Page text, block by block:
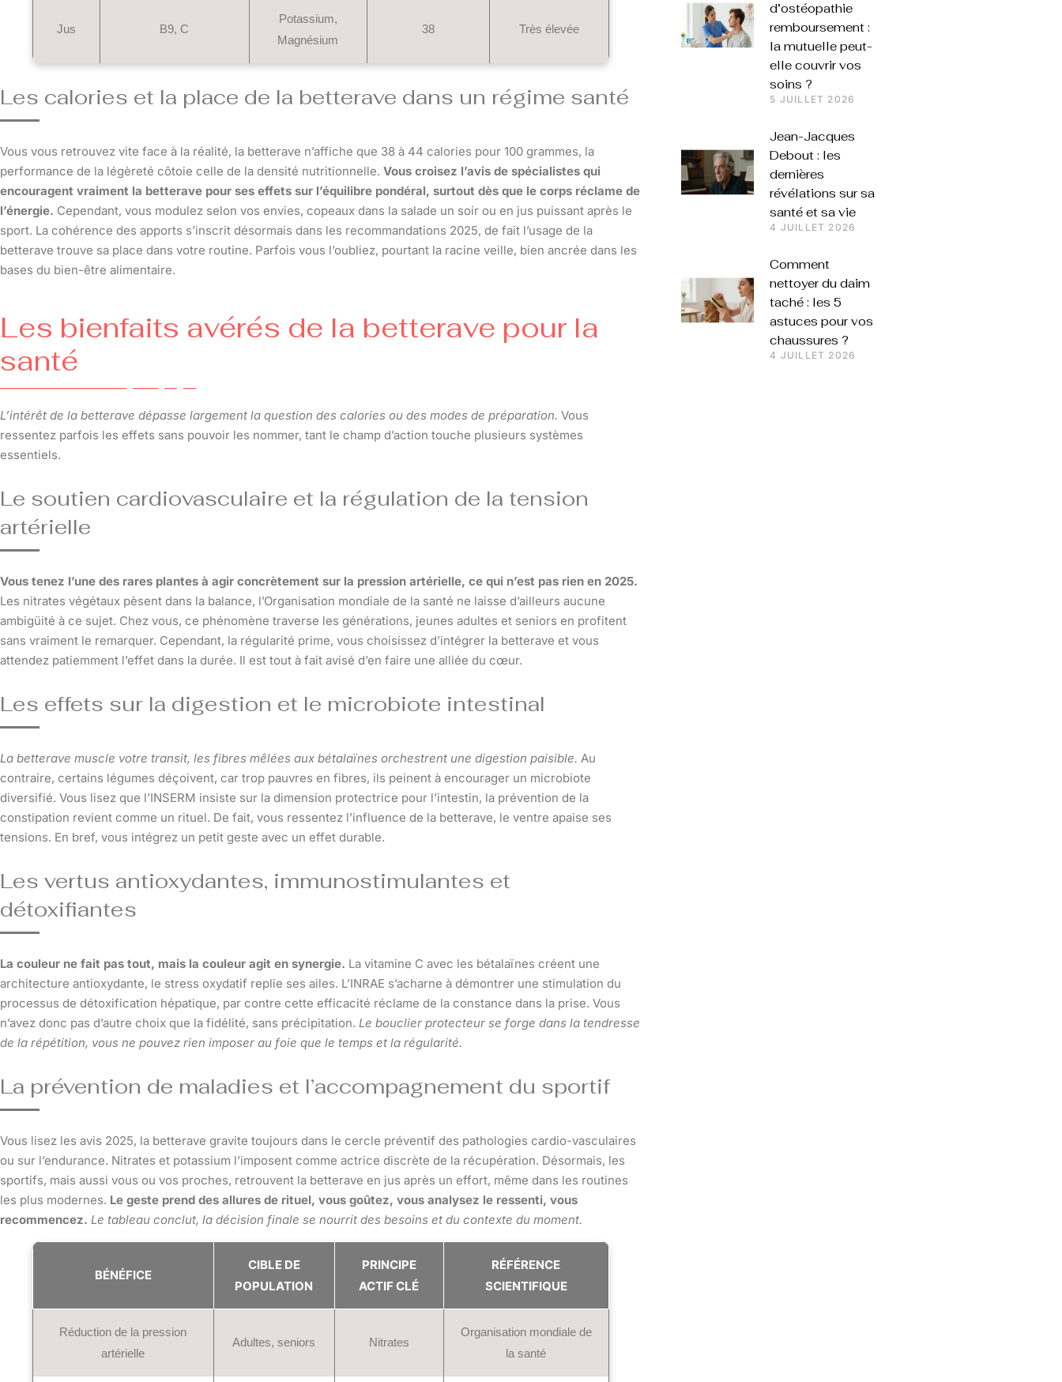
Jus B9, C
Potassium,
Magnésium
38 Très élevée
Les calories et la place de la betterave dans un régime santé
Vous vous retrouvez vite face à la réalité, la betterave n’affiche que 38 à 44 calories pour 100 grammes, la
performance de la légèreté côtoie celle de la densité nutritionnelle. Vous croisez l’avis de spécialistes qui
encouragent vraiment la betterave pour ses effets sur l’équilibre pondéral, surtout dès que le corps réclame de
l’énergie. Cependant, vous modulez selon vos envies, copeaux dans la salade un soir ou en jus puissant après le
sport. La cohérence des apports s’inscrit désormais dans les recommandations 2025, de fait l’usage de la
betterave trouve sa place dans votre routine. Parfois vous l’oubliez, pourtant la racine veille, bien ancrée dans les
bases du bien-être alimentaire.
Les bienfaits avérés de la betterave pour la
santé
L’intérêt de la betterave dépasse largement la question des calories ou des modes de préparation. Vous
ressentez parfois les effets sans pouvoir les nommer, tant le champ d’action touche plusieurs systèmes
essentiels.
Le soutien cardiovasculaire et la régulation de la tension
artérielle
Vous tenez l’une des rares plantes à agir concrètement sur la pression artérielle, ce qui n’est pas rien en 2025.
Les nitrates végétaux pèsent dans la balance, l’Organisation mondiale de la santé ne laisse d’ailleurs aucune
ambigüité à ce sujet. Chez vous, ce phénomène traverse les générations, jeunes adultes et seniors en profitent
sans vraiment le remarquer. Cependant, la régularité prime, vous choisissez d’intégrer la betterave et vous
attendez patiemment l’effet dans la durée. Il est tout à fait avisé d’en faire une alliée du cœur.
Les effets sur la digestion et le microbiote intestinal
La betterave muscle votre transit, les fibres mêlées aux bétalaïnes orchestrent une digestion paisible. Au
contraire, certains légumes déçoivent, car trop pauvres en fibres, ils peinent à encourager un microbiote
diversifié. Vous lisez que l’INSERM insiste sur la dimension protectrice pour l’intestin, la prévention de la
constipation revient comme un rituel. De fait, vous ressentez l’influence de la betterave, le ventre apaise ses
tensions. En bref, vous intégrez un petit geste avec un effet durable.
Les vertus antioxydantes, immunostimulantes et
détoxifiantes
La couleur ne fait pas tout, mais la couleur agit en synergie. La vitamine C avec les bétalaïnes créent une
architecture antioxydante, le stress oxydatif replie ses ailes. L’INRAE s’acharne à démontrer une stimulation du
processus de détoxification hépatique, par contre cette efficacité réclame de la constance dans la prise. Vous
n’avez donc pas d’autre choix que la fidélité, sans précipitation. Le bouclier protecteur se forge dans la tendresse
de la répétition, vous ne pouvez rien imposer au foie que le temps et la régularité.
La prévention de maladies et l’accompagnement du sportif
Vous lisez les avis 2025, la betterave gravite toujours dans le cercle préventif des pathologies cardio-vasculaires
ou sur l’endurance. Nitrates et potassium l’imposent comme actrice discrète de la récupération. Désormais, les
sportifs, mais aussi vous ou vos proches, retrouvent la betterave en jus après un effort, même dans les routines
les plus modernes. Le geste prend des allures de rituel, vous goûtez, vous analysez le ressenti, vous
recommencez. Le tableau conclut, la décision finale se nourrit des besoins et du contexte du moment.
BÉNÉFICE
CIBLE DE
POPULATION
PRINCIPE
ACTIF CLÉ
RÉFÉRENCE
SCIENTIFIQUE
Réduction de la pression
artérielle
Adultes, seniors Nitrates
Organisation mondiale de
la santé
d’ostéopathie
remboursement :
la mutuelle peut-
elle couvrir vos
soins ?
5 JUILLET 2026
Jean-Jacques
Debout : les
dernières
révélations sur sa
santé et sa vie
4 JUILLET 2026
Comment
nettoyer du daim
taché : les 5
astuces pour vos
chaussures ?
4 JUILLET 2026